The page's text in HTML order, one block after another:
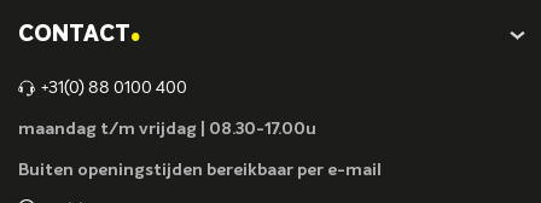
CONTACT.
+31(0) 88 0100 400
maandag t/m vrijdag | 08.30-17.00u
Buiten openingstijden bereikbaar per e-mail